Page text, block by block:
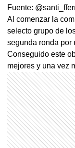
Fuente:
Al comenzar la
selecto grupo de
segunda ronda por
Conseguido este
mejores y una vez